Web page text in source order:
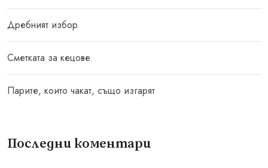
Дребният избор
Сметката за кецове
Парите, които чакат, също изгарят
Последни коментари